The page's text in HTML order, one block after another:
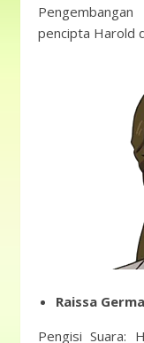
pencipta Harold
Raissa
Pengisi Suara: